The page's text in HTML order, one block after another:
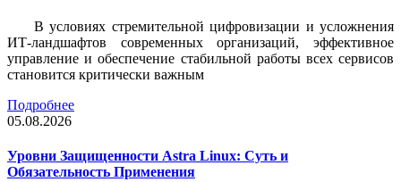
В условиях стремительной цифровизации и усложнения
ИТ-ландшафтов современных организаций, эффективное
управление и обеспечение стабильной работы всех сервисов
становится критически важным
Подробнее
05.08.2026
Уровни Защищенности Astra Linux: Суть и
Обязательность Применения